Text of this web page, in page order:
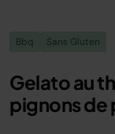
Bbq Sans Gluten
Gelato au
pignons de